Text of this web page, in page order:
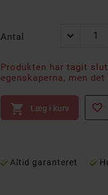
Antal
Produkten har tagit
egenskaperna, men
 Læg i kurv 
Altid garanteret